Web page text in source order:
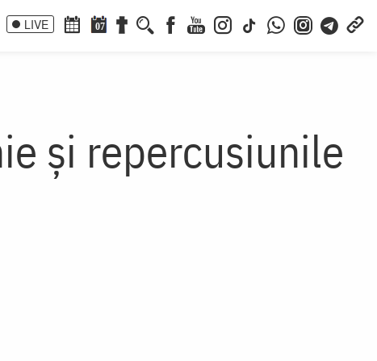
LIVE 07
și repercusiunile